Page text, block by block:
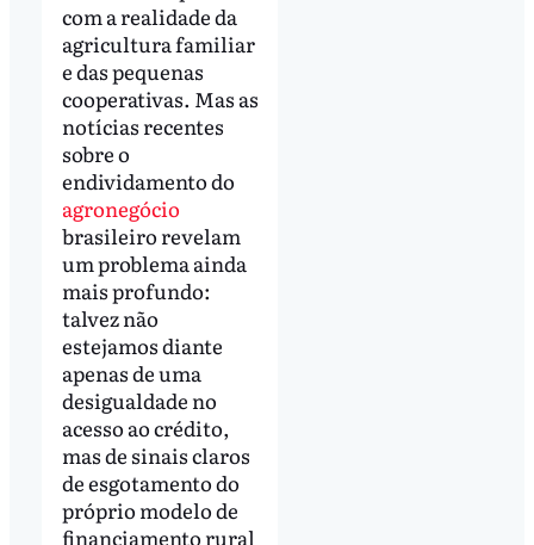
com a realidade da
agricultura familiar
e das pequenas
cooperativas. Mas as
notícias recentes
sobre o
endividamento do
agronegócio
brasileiro revelam
um problema ainda
mais profundo:
talvez não
estejamos diante
apenas de uma
desigualdade no
acesso ao crédito,
mas de sinais claros
de esgotamento do
próprio modelo de
financiamento rural